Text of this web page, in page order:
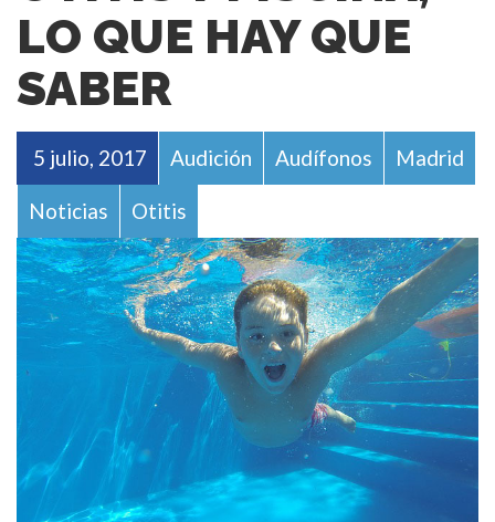
LO QUE HAY QUE
SABER
5 julio, 2017 Audición Audífonos Madrid
Noticias Otitis